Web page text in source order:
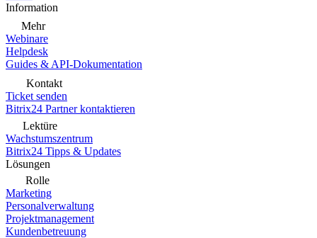
Information
Mehr
Webinare
Helpdesk
Guides & API-Dokumentation
Kontakt
Ticket senden
Bitrix24 Partner kontaktieren
Lektüre
Wachstumszentrum
Bitrix24 Tipps & Updates
Lösungen
Rolle
Marketing
Personalverwaltung
Projektmanagement
Kundenbetreuung